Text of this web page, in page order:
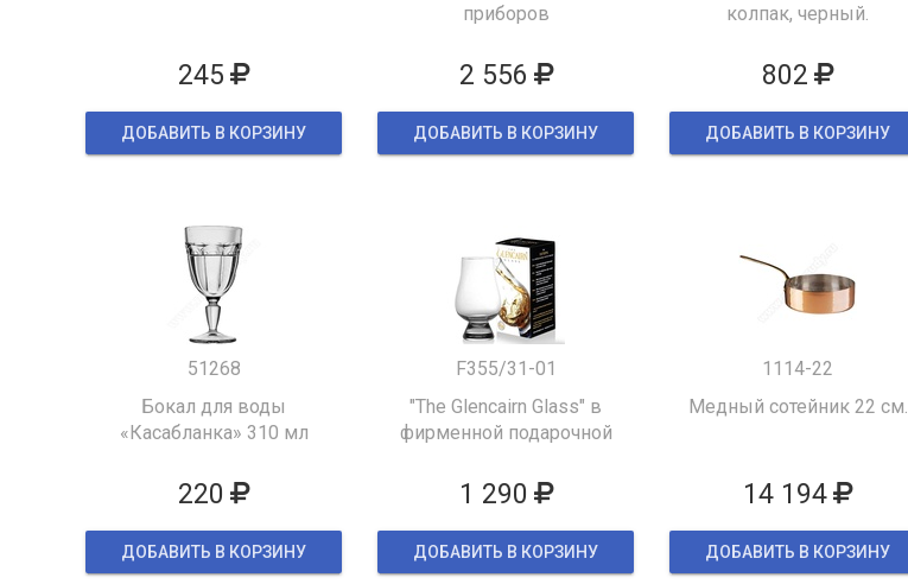
245
ДОБАВИТЬ В КОРЗИНУ
приборов
2 556
ДОБАВИТЬ В КОРЗИНУ
колпак, черный.
802
ДОБАВИТЬ В КОРЗИНУ
51268
Бокал для воды
«Касабланка» 310 мл
220
ДОБАВИТЬ В КОРЗИНУ
F355/31-01
"The Glencairn Glass" в
фирменной подарочной
1 290
ДОБАВИТЬ В КОРЗИНУ
1114-22
Медный сотейник 22 см.
14 194
ДОБАВИТЬ В КОРЗИНУ